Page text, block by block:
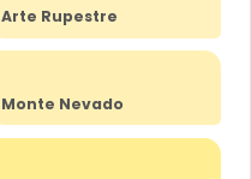
Arte Rupestre
Monte Nevado